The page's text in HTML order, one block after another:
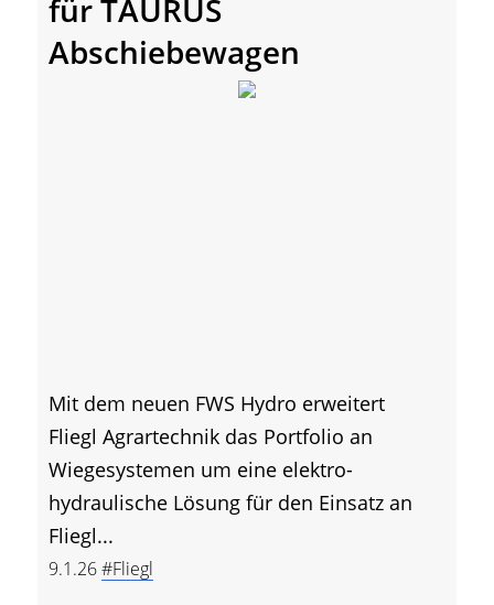
für TAURUS
Abschiebewagen
Mit dem neuen FWS Hydro erweitert
Fliegl Agrartechnik das Portfolio an
Wiegesystemen um eine elektro-
hydraulische Lösung für den Einsatz an
Fliegl...
9.1.26#Fliegl